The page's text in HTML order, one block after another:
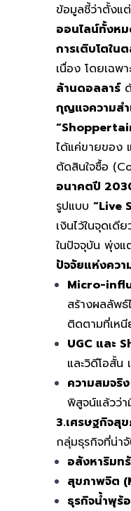
ข้อมูลชี้ว่าตั้งแ
ออนไลน์ทั้งห
การเติบโตใ
เนื่อง โดยเฉพ
ล้านดอลลาร์ด้
กุญแจความส
ได้แค่ขายของ
ตัดสินใจซื้อ
อนาคตปี
รูปแบบ“Live
เงินไว้ในจุดเ
ในปัจจุบัน พุ่งแ
ปัจจัยแห่งควา
Micro-
สร้างผลลัพธ์
ติดตามที่เห
UGC และ
และวิดีโอสั้น
ความสมจ
พิสูจน์แล้วว่า
3.เศรษฐกิจสุ
กลุ่มธุรกิจที่น่า
อสังหาริมท
สุขภาพจิต
ธุรกิจน้ำพุร้